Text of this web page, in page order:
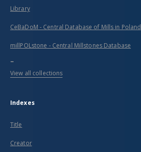
Library
CeBaDoM - Central Database of Mills in Poland
millPOLstone - Central Millstones Database
...
View all collections
Indexes
Title
Creator